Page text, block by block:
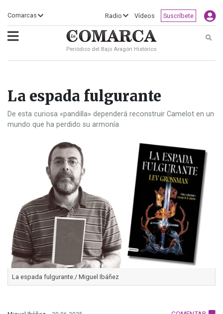
Comarcas Radio Vídeos Suscríbete
Periódico del Bajo Aragón Histórico
La espada fulgurante
De esta curiosa «pandilla» dependerá reconstruir Camelot en un
mundo que ha perdido su armonía
La espada fulgurante./ Miguel Ibáñez